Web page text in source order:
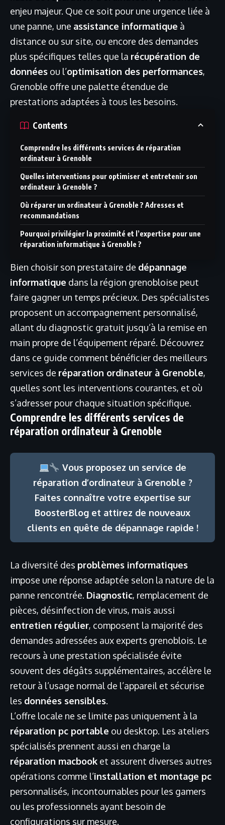
enjeu majeur. Que ce soit pour une urgence liée à
une panne, une assistance informatique à
distance ou sur site, ou encore des demandes
plus spécifiques telles que la récupération de
données ou l’optimisation des performances,
Grenoble offre une palette étendue de
prestations adaptées à tous les besoins.
Contents
Comprendre les différents services de réparation
ordinateur à Grenoble
Quelles interventions pour optimiser et entretenir son
ordinateur à Grenoble ?
Où réparer un ordinateur à Grenoble ? Adresses et
recommandations
Pourquoi privilégier la proximité et l’expertise pour une
réparation informatique à Grenoble ?
Bien choisir son prestataire de dépannage
informatique dans la région grenobloise peut
faire gagner un temps précieux. Des spécialistes
proposent un accompagnement personnalisé,
allant du diagnostic gratuit jusqu’à la remise en
main propre de l’équipement réparé. Découvrez
dans ce guide comment bénéficier des meilleurs
services de réparation ordinateur à Grenoble,
quelles sont les interventions courantes, et où
s’adresser pour chaque situation spécifique.
Comprendre les différents services de
réparation ordinateur à Grenoble
Vous proposez un service de
réparation d’ordinateur à Grenoble ?
Faites connaître votre expertise sur
BoosterBlog et attirez de nouveaux
clients en quête de dépannage rapide !
La diversité des problèmes informatiques
impose une réponse adaptée selon la nature de la
panne rencontrée. Diagnostic, remplacement de
pièces, désinfection de virus, mais aussi
entretien régulier, composent la majorité des
demandes adressées aux experts grenoblois. Le
recours à une prestation spécialisée évite
souvent des dégâts supplémentaires, accélère le
retour à l’usage normal de l’appareil et sécurise
les données sensibles.
L’offre locale ne se limite pas uniquement à la
réparation pc portable ou desktop. Les ateliers
spécialisés prennent aussi en charge la
réparation macbook et assurent diverses autres
opérations comme l’installation et montage pc
personnalisés, incontournables pour les gamers
ou les professionnels ayant besoin de
configurations sur mesure.